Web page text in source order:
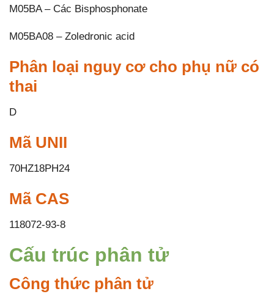
M05BA – Các Bisphosphonate
M05BA08 – Zoledronic acid
Phân loại nguy cơ cho phụ nữ có
thai
D
Mã UNII
70HZ18PH24
Mã CAS
118072-93-8
Cấu trúc phân tử
Công thức phân tử